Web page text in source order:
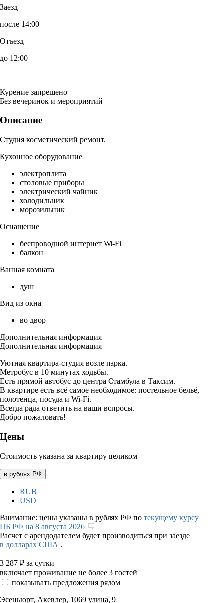
Заезд
после 14:00
Отъезд
до 12:00
Курение запрещено
Без вечеринок и мероприятий
Описание
Студия косметический ремонт.
Кухонное оборудование
электроплита
столовые приборы
электрический чайник
холодильник
морозильник
Оснащение
беспроводной интернет Wi-Fi
балкон
Ванная комната
душ
Вид из окна
во двор
Дополнительная информация
Дополнительная информация
Уютная квартира-студия возле парка.
Метробус в 10 минутах ходьбы.
Есть прямой автобус до центра Стамбула в Таксим.
В квартире есть всё самое необходимое: постельное бельё,
полотенца, посуда и Wi-Fi.
Всегда рада ответить на ваши вопросы.
Добро пожаловать!
Цены
Стоимость указана за квартиру целиком
в рублях РФ
RUB
USD
Внимание: цены указаны в рублях РФ по текущему курсу
ЦБ РФ на 8 августа 2026
Расчет с арендодателем будет производиться при заезде
в долларах США .
3 287 ₽ за сутки
включает проживание не более 3 гостей
показывать предложения рядом
Эсеньюрт, Акевлер, 1069 улица, 9